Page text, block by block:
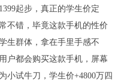
起步，真正的学生价定
不错，毕竟这款手机的性价
生群体，拿在手里手感不
户都会购买这款手机，屏幕
小试牛刀，学生价+4800万四